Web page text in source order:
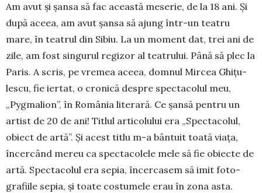
Am avut și șansa să fac această meserie, de la 18 ani. Și
după aceea, am avut șansa să ajung într-un teatru
mare, în teatrul din Sibiu. La un moment dat, trei ani de
zile, am fost singurul regizor al teatrului. Până să plec la
Paris. A scris, pe vremea aceea, domnul Mircea Ghi­țu­
lescu, fie iertat, o cronică despre spectacolul meu,
„Pygmalion”, în România literară. Ce șansă pentru un
artist de 20 de ani! Titlul articolului era „Spec­ta­colul,
obiect de artă”. Și acest titlu m-a bântuit toată viața,
încer­când mereu ca spectacolele mele să fie obiecte de
artă. Spectacolul era sepia, încercasem să imit foto­
grafiile sepia, și toate costumele erau în zona asta.